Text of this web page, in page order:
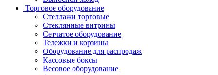
Торговое оборудование
Стеллажи торговые
Стеклянные витрины
Сетчатое оборудование
Тележки и корзины
Оборудование для распродаж
Кассовые боксы
Весовое оборудование